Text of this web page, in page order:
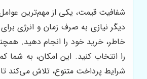
شفافیت قیمت، یکی از مهم‌ترین
دیگر نیازی به صرف زمان و انرژی
خاطر، خرید خود را انجام دهید.
را انتخاب کنید. این امکان، به شما
شرایط پرداخت متنوع، تلاش می‌کند